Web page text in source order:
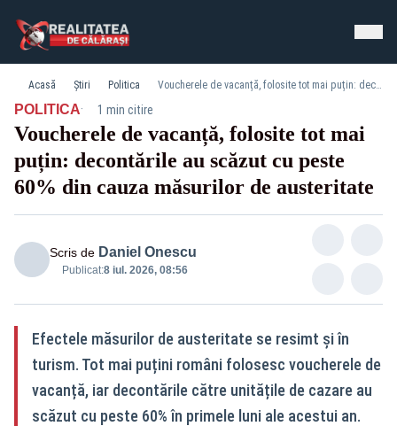
Acasă Știri Politica Voucherele de vacanță, folosite tot mai puțin: decontările au scăzut cu peste 60% din cauza măsurilor de austeritate
POLITICA· 1 min citire
Voucherele de vacanță, folosite tot mai
puțin: decontările au scăzut cu peste
60% din cauza măsurilor de austeritate
Scris de Daniel Onescu
Publicat:8 iul. 2026, 08:56
Efectele măsurilor de austeritate se resimt și în
turism. Tot mai puțini români folosesc voucherele de
vacanță, iar decontările către unitățile de cazare au
scăzut cu peste 60% în primele luni ale acestui an.